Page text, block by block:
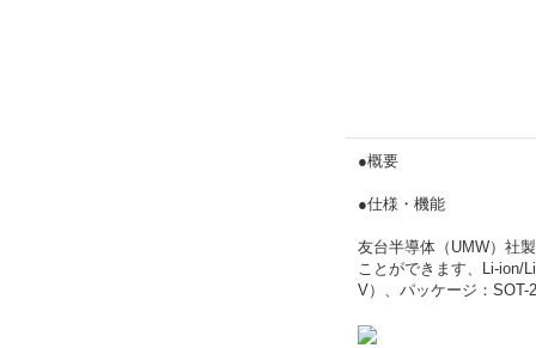
●概要
●仕様・機能
友台半導体（UMW）社
ことができます、Li-ion/
V）、パッケージ：SOT-